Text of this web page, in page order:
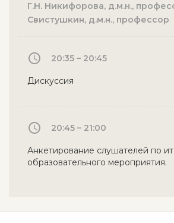
Г.Н. Никифорова, д.м.н.,
Свистушкин, д.м.н., профессор
20:35 – 20:45
Дискуссия
20:45 – 21:00
Анкетирование слушателей по
образовательного мероприятия.